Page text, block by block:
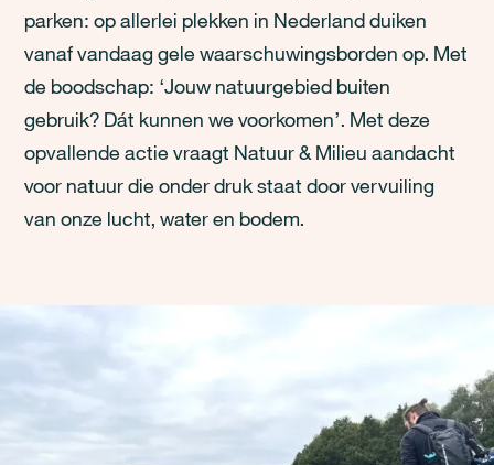
parken: op allerlei plekken in Nederland duiken
vanaf vandaag gele waarschuwingsborden op. Met
de boodschap: ‘Jouw natuurgebied buiten
gebruik? Dát kunnen we voorkomen’. Met deze
opvallende actie vraagt Natuur & Milieu aandacht
voor natuur die onder druk staat door vervuiling
van onze lucht, water en bodem.